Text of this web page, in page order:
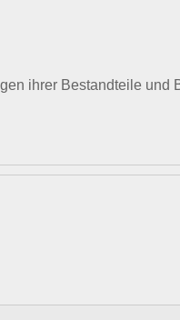
ihrer Bestandteile und